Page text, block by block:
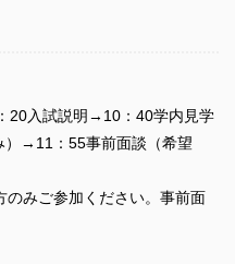
入試説明→10：40学内見学
→11：55事前面談（希望
のみご参加ください。事前面